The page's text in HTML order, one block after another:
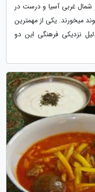
شمال غربی آسیا و درست در
می­خورند. یکی از مهمترین
نزدیکی فرهنگی این دو